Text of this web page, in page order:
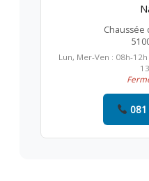
Chaussée
Lun, Mer-Ven : 08h-